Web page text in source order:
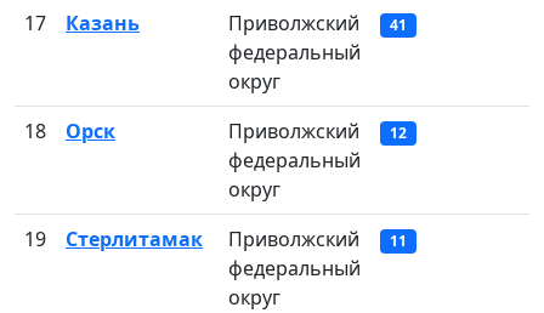
17 Казань
Приволжский
федеральный
округ
41
18 Орск
Приволжский
федеральный
округ
12
19 Стерлитамак
Приволжский
федеральный
округ
11